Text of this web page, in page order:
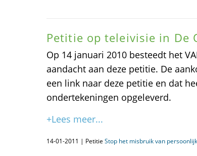
Petitie op teleivisie in De
Op 14 januari 2010 besteedt het
aandacht aan deze petitie. De
een link naar deze petitie en dat
ondertekeningen opgeleverd.
+Lees meer...
14-01-2011 | Petitie Stop het misbruik van